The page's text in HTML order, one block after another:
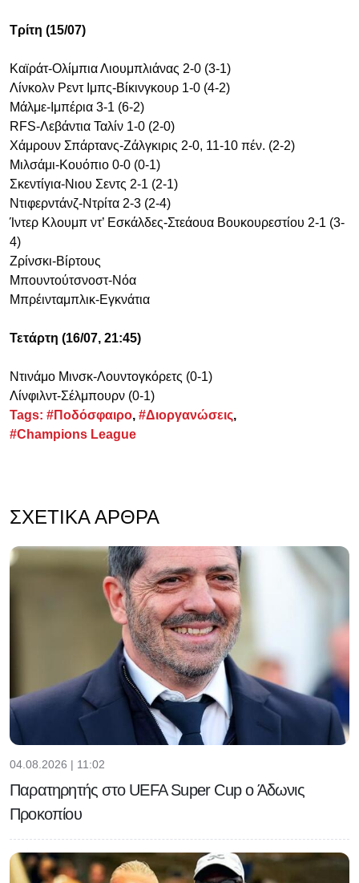
Τρίτη (15/07)
Καϊράτ-Ολίμπια Λιουμπλιάνας 2-0 (3-1)
Λίνκολν Ρεντ Ιμπς-Βίκινγκουρ 1-0 (4-2)
Μάλμε-Ιμπέρια 3-1 (6-2)
RFS-Λεβάντια Ταλίν 1-0 (2-0)
Χάμρουν Σπάρτανς-Ζάλγκιρις 2-0, 11-10 πέν. (2-2)
Μιλσάμι-Κουόπιο 0-0 (0-1)
Σκεντίγια-Νιου Σεντς 2-1 (2-1)
Ντιφερντάνζ-Ντρίτα 2-3 (2-4)
Ίντερ Κλουμπ ντ’ Εσκάλδες-Στεάουα Βουκουρεστίου 2-1 (3-
4)
Ζρίνσκι-Βίρτους
Μπουντούτσνοστ-Νόα
Μπρέινταμπλικ-Εγκνάτια
Τετάρτη (16/07, 21:45)
Ντινάμο Μινσκ-Λουντογκόρετς (0-1)
Λίνφιλντ-Σέλμπουρν (0-1)
Tags: #Ποδόσφαιρο, #Διοργανώσεις,
#Champions League
ΣΧΕΤΙΚΆ ΆΡΘΡΑ
04.08.2026 | 11:02
Παρατηρητής στο UEFA Super Cup ο Άδωνις
Προκοπίου